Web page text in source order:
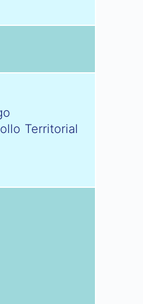
Territorial